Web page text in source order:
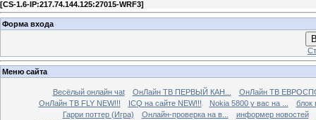
[CS-1.6-IP:217.74.144.125:27015-WRF3]
Форма входа
Меню сайта
Весёлый онлайн чаt ОнЛайн ТВ ПЕРВЫЙ КАН...
ОнЛайн ТВ
ОнЛайн ТВ FLY NEW!!!
ICQ на сайте NEW!!! Nokia 5800 у вас на ...
блок
Гарри поттер (Игра)
Онлайн-проверка на в...
информер новостей